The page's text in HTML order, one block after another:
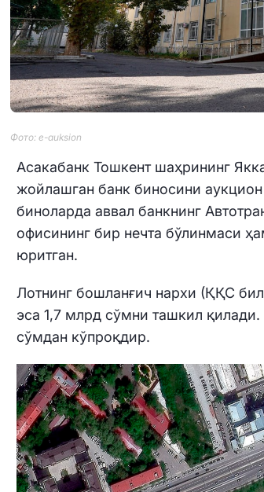
Фото: e-auksion
Асакабанк Тошкент шаҳрининг
жойлашган банк биносини аукцион
биноларда аввал банкнинг
офисининг бир нечта бўлинмаси
юритган.
Лотнинг бошланғич нархи (ҚҚС
эса 1,7 млрд сўмни ташкил
сўмдан кўпроқдир.